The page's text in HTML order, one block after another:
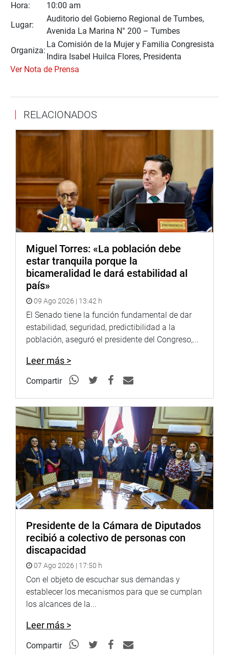
Hora:
10:00 am
Lugar:
Auditorio del Gobierno Regional de Tumbes,
Avenida La Marina N° 200 – Tumbes
Organiza:
La Comisión de la Mujer y Familia Congresista
Indira Isabel Huilca Flores, Presidenta
Ver Nota de Prensa
RELACIONADOS
Miguel Torres: «La población debe
estar tranquila porque la
bicameralidad le dará estabilidad al
país»
09 Ago 2026 | 13:42 h
El Senado tiene la función fundamental de dar
estabilidad, seguridad, predictibilidad a la
población, aseguró el presidente del Congreso,...
Leer más >
Compartir
Presidente de la Cámara de Diputados
recibió a colectivo de personas con
discapacidad
07 Ago 2026 | 17:50 h
Con el objeto de escuchar sus demandas y
establecer los mecanismos para que se cumplan
los alcances de la...
Leer más >
Compartir